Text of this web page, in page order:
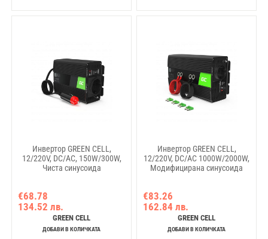
Инвертор GREEN CELL,
12/220V, DC/AC, 150W/300W,
Чиста синусоида
€68.78
134.52 лв.
GREEN CELL
ДОБАВИ В КОЛИЧКАТА
Инвертор GREEN CELL,
12/220V, DC/AC 1000W/2000W,
Модифицирана синусоида
€83.26
162.84 лв.
GREEN CELL
ДОБАВИ В КОЛИЧКАТА